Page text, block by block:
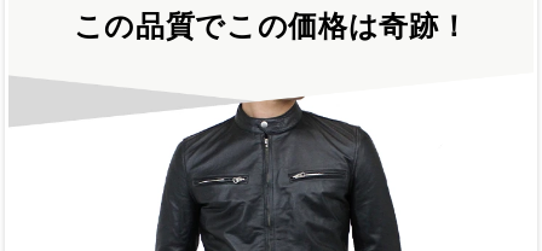
この品質でこの価格は奇跡！